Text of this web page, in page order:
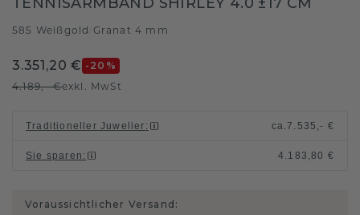
585 Weißgold Granat 4 mm
3.351,20 € -20 %
4.189,- €exkl. MwSt
Traditioneller Juwelier : ca.7.535,- €
Sie sparen : 4.183,80 €
Voraussichtlicher Versand: